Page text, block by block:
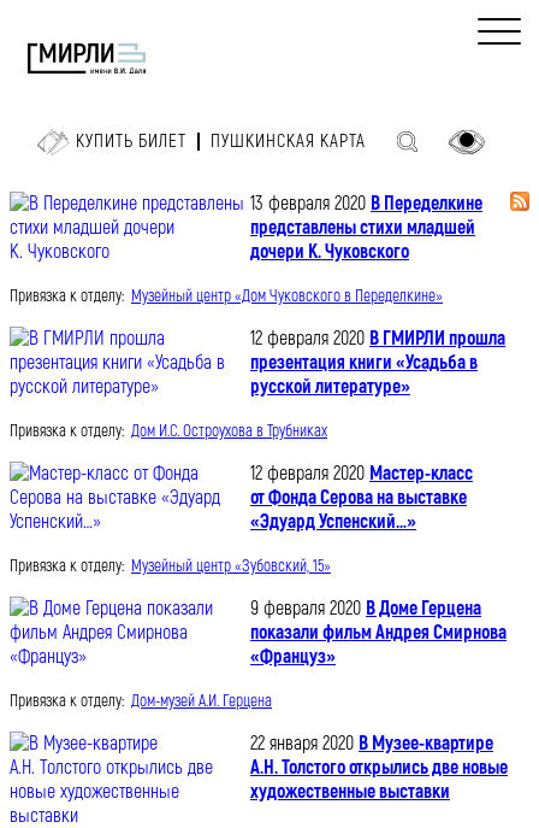
КУПИТЬ БИЛЕТ ПУШКИНСКАЯ КАРТА
13 февраля 2020 В Переделкине
представлены стихи младшей
дочери К. Чуковского
Привязка к отделу: Музейный центр «Дом Чуковского в Переделкине»
12 февраля 2020 В ГМИРЛИ прошла
презентация книги «Усадьба в
русской литературе»
Привязка к отделу: Дом И.С. Остроухова в Трубниках
12 февраля 2020 Мастер-класс
от Фонда Серова на выставке
«Эдуард Успенский…»
Привязка к отделу: Музейный центр «Зубовский, 15»
9 февраля 2020 В Доме Герцена
показали фильм Андрея Смирнова
«Француз»
Привязка к отделу: Дом-музей А.И. Герцена
22 января 2020 В Музее-квартире
А.Н. Толстого открылись две новые
художественные выставки